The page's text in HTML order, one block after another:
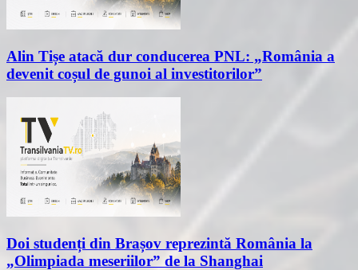
Alin Tișe atacă dur conducerea PNL: „România a
devenit coșul de gunoi al investitorilor”
Doi studenți din Brașov reprezintă România la
„Olimpiada meseriilor” de la Shanghai